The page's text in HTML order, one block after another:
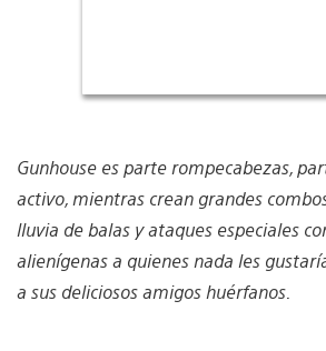
Gunhouse es parte rompecabezas,
activo, mientras crean grandes
lluvia de balas y ataques especiales
alienígenas a quienes nada les
a sus deliciosos amigos huérfanos.